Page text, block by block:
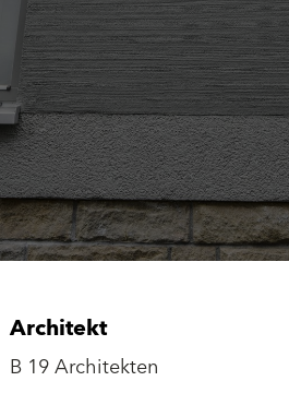
Architekt
B 19 Architekten